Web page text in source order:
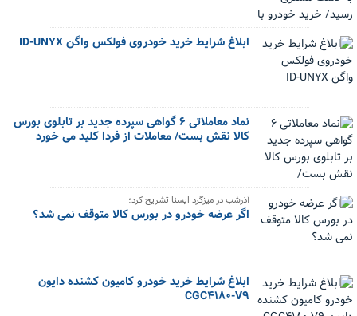
ابلاغ شرایط خرید خودروی فولکس واگن ID-UNYX
نماد معاملاتی ۶ گواهی سپرده جدید بر تابلوی بورس
کالا نقش بست/ معاملات از فردا کلید می خورد
آذرشب در میزگرد ایسنا تشریح کرد؛
اگر عرضه خودرو در بورس کالا متوقف نمی شد؟
ابلاغ شرایط خرید خودرو کامیون کشنده دایون
CGC۴۱۸۰-V۹